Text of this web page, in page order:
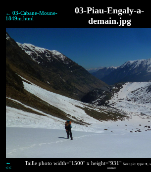
← 03-Cabane-Moune-
1849m.html
03-Piau-Engaly-a-
demain.jpg
←
<<
Taille photo width="1500" x height="931" Next pic: type ➜,
corner